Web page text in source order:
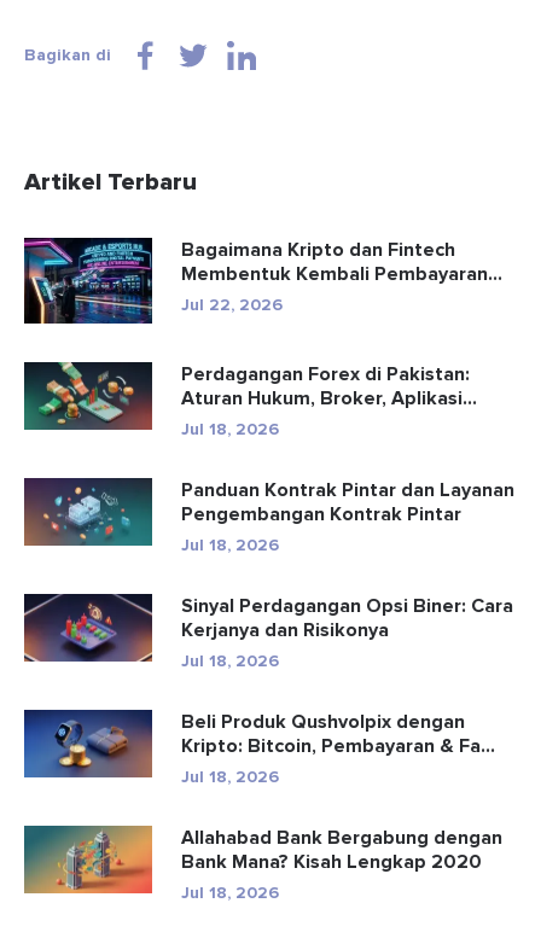
Bagikan di
Artikel Terbaru
Bagaimana Kripto dan Fintech
Membentuk Kembali Pembayaran
dan Hibu...
Jul 22, 2026
Perdagangan Forex di Pakistan:
Aturan Hukum, Broker, Aplikasi
Perd...
Jul 18, 2026
Panduan Kontrak Pintar dan Layanan
Pengembangan Kontrak Pintar
Jul 18, 2026
Sinyal Perdagangan Opsi Biner: Cara
Kerjanya dan Risikonya
Jul 18, 2026
Beli Produk Qushvolpix dengan
Kripto: Bitcoin, Pembayaran & Fa...
Jul 18, 2026
Allahabad Bank Bergabung dengan
Bank Mana? Kisah Lengkap 2020
Jul 18, 2026